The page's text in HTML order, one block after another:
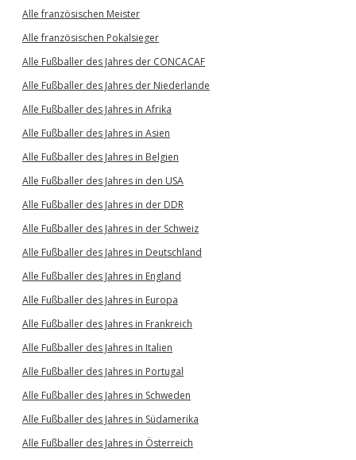
Alle französischen Meister
Alle französischen Pokalsieger
Alle Fußballer des Jahres der CONCACAF
Alle Fußballer des Jahres der Niederlande
Alle Fußballer des Jahres in Afrika
Alle Fußballer des Jahres in Asien
Alle Fußballer des Jahres in Belgien
Alle Fußballer des Jahres in den USA
Alle Fußballer des Jahres in der DDR
Alle Fußballer des Jahres in der Schweiz
Alle Fußballer des Jahres in Deutschland
Alle Fußballer des Jahres in England
Alle Fußballer des Jahres in Europa
Alle Fußballer des Jahres in Frankreich
Alle Fußballer des Jahres in Italien
Alle Fußballer des Jahres in Portugal
Alle Fußballer des Jahres in Schweden
Alle Fußballer des Jahres in Südamerika
Alle Fußballer des Jahres in Österreich